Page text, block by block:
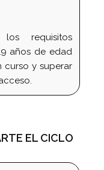
requisitos
años de edad
curso y superar
EL CICLO